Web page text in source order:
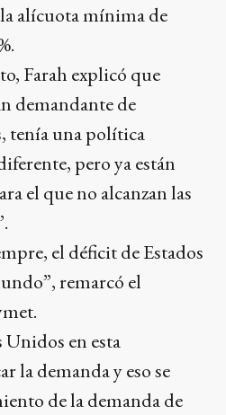
alícuota mínima de
Farah explicó que
demandante de
tenía una política
pero ya están
el que no alcanzan las
el déficit de Estados
remarcó el
Unidos en esta
la demanda y eso se
de la demanda de